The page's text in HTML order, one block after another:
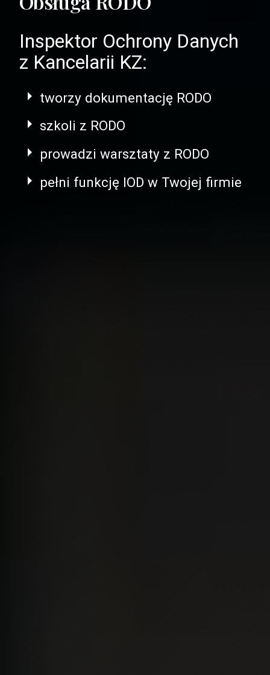
Inspektor Ochrony Danych
z Kancelarii KZ:
tworzy dokumentację RODO
szkoli z RODO
prowadzi warsztaty z RODO
pełni funkcję IOD w Twojej firmie